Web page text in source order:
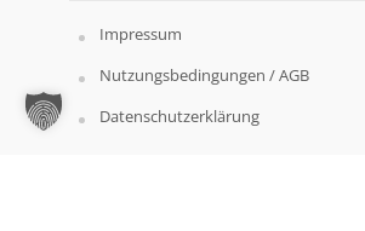
Impressum
Nutzungsbedingungen / AGB
Datenschutzerklärung